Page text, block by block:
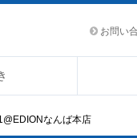
お問い
なんば本店